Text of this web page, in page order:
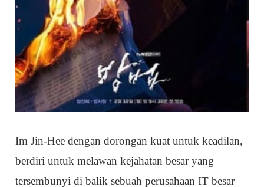
Im Jin-Hee dengan dorongan kuat untuk keadilan,
berdiri untuk melawan kejahatan besar yang
tersembunyi di balik sebuah perusahaan IT besar